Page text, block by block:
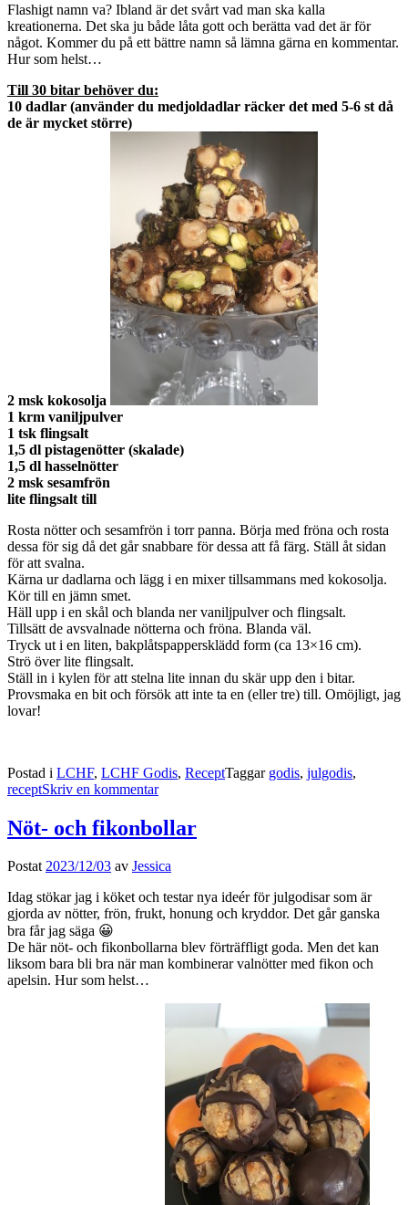
Flashigt namn va? Ibland är det svårt vad man ska kalla
kreationerna. Det ska ju både låta gott och berätta vad det är för
något. Kommer du på ett bättre namn så lämna gärna en kommentar.
Hur som helst…
Till 30 bitar behöver du:
10 dadlar (använder du medjoldadlar räcker det med 5-6 st då
de är mycket större)
2 msk kokosolja
1 krm vaniljpulver
1 tsk flingsalt
1,5 dl pistagenötter (skalade)
1,5 dl hasselnötter
2 msk sesamfrön
lite flingsalt till
Rosta nötter och sesamfrön i torr panna. Börja med fröna och rosta
dessa för sig då det går snabbare för dessa att få färg. Ställ åt sidan
för att svalna.
Kärna ur dadlarna och lägg i en mixer tillsammans med kokosolja.
Kör till en jämn smet.
Häll upp i en skål och blanda ner vaniljpulver och flingsalt.
Tillsätt de avsvalnade nötterna och fröna. Blanda väl.
Tryck ut i en liten, bakplåtspappersklädd form (ca 13×16 cm).
Strö över lite flingsalt.
Ställ in i kylen för att stelna lite innan du skär upp den i bitar.
Provsmaka en bit och försök att inte ta en (eller tre) till. Omöjligt, jag
lovar!
Postad i LCHF, LCHF Godis, ReceptTaggar godis, julgodis,
receptSkriv en kommentar
Nöt- och fikonbollar
Postat2023/12/03 av Jessica
Idag stökar jag i köket och testar nya ideér för julgodisar som är
gjorda av nötter, frön, frukt, honung och kryddor. Det går ganska
bra får jag säga 😀
De här nöt- och fikonbollarna blev förträffligt goda. Men det kan
liksom bara bli bra när man kombinerar valnötter med fikon och
apelsin. Hur som helst…